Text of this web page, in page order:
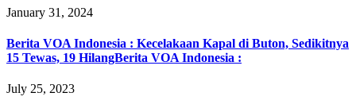
January 31, 2024
Berita VOA Indonesia : Kecelakaan Kapal di Buton, Sedikitnya
15 Tewas, 19 HilangBerita VOA Indonesia :
July 25, 2023